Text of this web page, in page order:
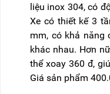
liệu inox 304, có
Xe có thiết kế 3
mm, có khả năng
khác nhau. Hơn
thể xoay 360 đ,
Giá sản phẩm